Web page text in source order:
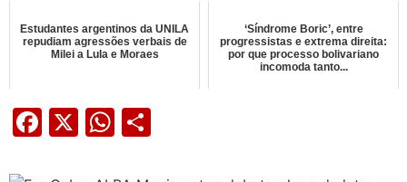
Estudantes argentinos da UNILA
repudiam agressões verbais de
Milei a Lula e Moraes
‘Síndrome Boric’, entre
progressistas e extrema direita:
por que processo bolivariano
incomoda tanto...
Facebook
X WhatsApp